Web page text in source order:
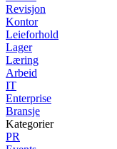
Revisjon
Kontor
Leieforhold
Lager
Læring
Arbeid
IT
Enterprise
Bransje
Kategorier
PR